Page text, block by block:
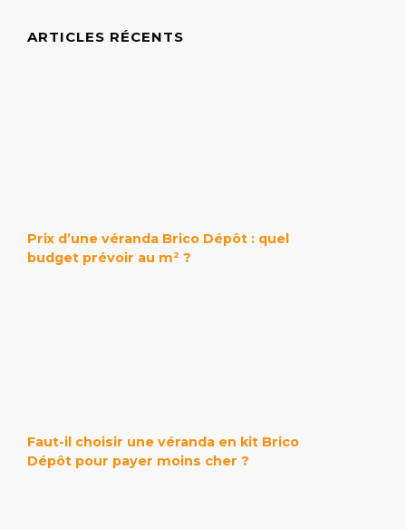
ARTICLES RÉCENTS
Prix d’une véranda Brico Dépôt : quel
budget prévoir au m² ?
Faut-il choisir une véranda en kit Brico
Dépôt pour payer moins cher ?